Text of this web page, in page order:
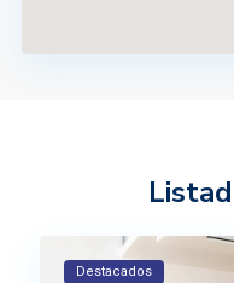
Destacados